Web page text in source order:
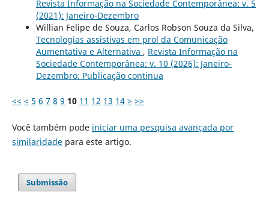
Revista Informação na Sociedade Contemporânea: v. 5
(2021): Janeiro-Dezembro
Willian Felipe de Souza, Carlos Robson Souza da Silva,
Tecnologias assistivas em prol da Comunicação
Aumentativa e Alternativa , Revista Informação na
Sociedade Contemporânea: v. 10 (2026): Janeiro-
Dezembro: Publicação continua
<< < 5 6 7 8 9 10 11 12 13 14 > >>
Você também pode iniciar uma pesquisa avançada por
similaridadepara este artigo.
Submissão